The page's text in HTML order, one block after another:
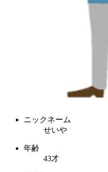
ニックネーム
せいや
年齢
43才